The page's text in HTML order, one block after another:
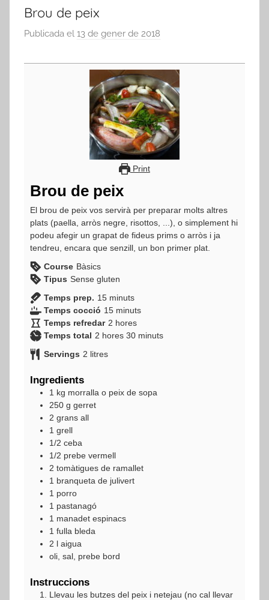
Brou de peix
Publicada el 13 de gener de 2018
r
a
d
m
i
n
Print
Brou de peix
El brou de peix vos servirà per preparar molts altres
plats (paella, arròs negre, risottos, ...), o simplement hi
podeu afegir un grapat de fideus prims o arròs i ja
tendreu, encara que senzill, un bon primer plat.
Course Bàsics
Tipus Sense gluten
Temps prep. 15minuts
minuts
Temps cocció 15minuts
minuts
Temps refredar 2 hores
hores
Temps total 2 hores
hores 30minuts
minuts
Servings 2 litres
Ingredients
1 kg morralla o peix de sopa
250 g gerret
2 grans all
1 grell
1/2 ceba
1/2 prebe vermell
2 tomàtigues de ramallet
1 branqueta de julivert
1 porro
1 pastanagó
1 manadet espinacs
1 fulla bleda
2 l aigua
oli, sal, prebe bord
Instruccions
Llevau les butzes del peix i netejau (no cal llevar